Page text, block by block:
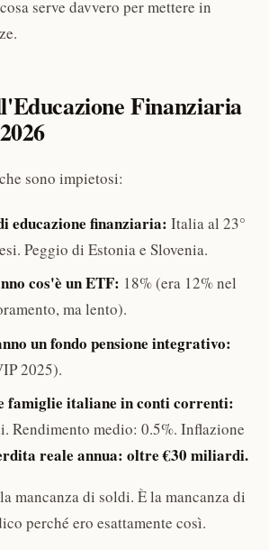
serve davvero per mettere in
Finanziaria
sono impietosi:
educazione finanziaria: Italia al 23°
Peggio di Estonia e Slovenia.
cos'è un ETF: 18% (era 12% nel
ma lento).
un fondo pensione integrativo:
2025).
famiglie italiane in conti correnti:
Rendimento medio: 0.5%. Inflazione
reale annua: oltre €30 miliardi.
mancanza di soldi. È la mancanza di
perché ero esattamente così.